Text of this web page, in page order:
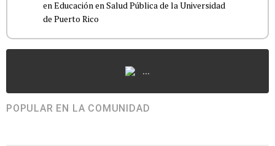
en Educación en Salud Pública de la Universidad
...
POPULAR EN LA COMUNIDAD